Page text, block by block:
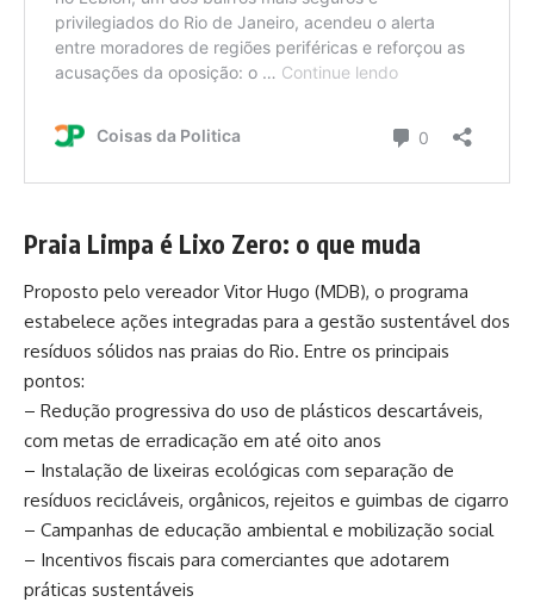
Praia Limpa é Lixo Zero: o que muda
Proposto pelo vereador Vitor Hugo (MDB), o programa
estabelece ações integradas para a gestão sustentável dos
resíduos sólidos nas praias do Rio. Entre os principais
pontos:
– Redução progressiva do uso de plásticos descartáveis,
com metas de erradicação em até oito anos
– Instalação de lixeiras ecológicas com separação de
resíduos recicláveis, orgânicos, rejeitos e guimbas de cigarro
– Campanhas de educação ambiental e mobilização social
– Incentivos fiscais para comerciantes que adotarem
práticas sustentáveis